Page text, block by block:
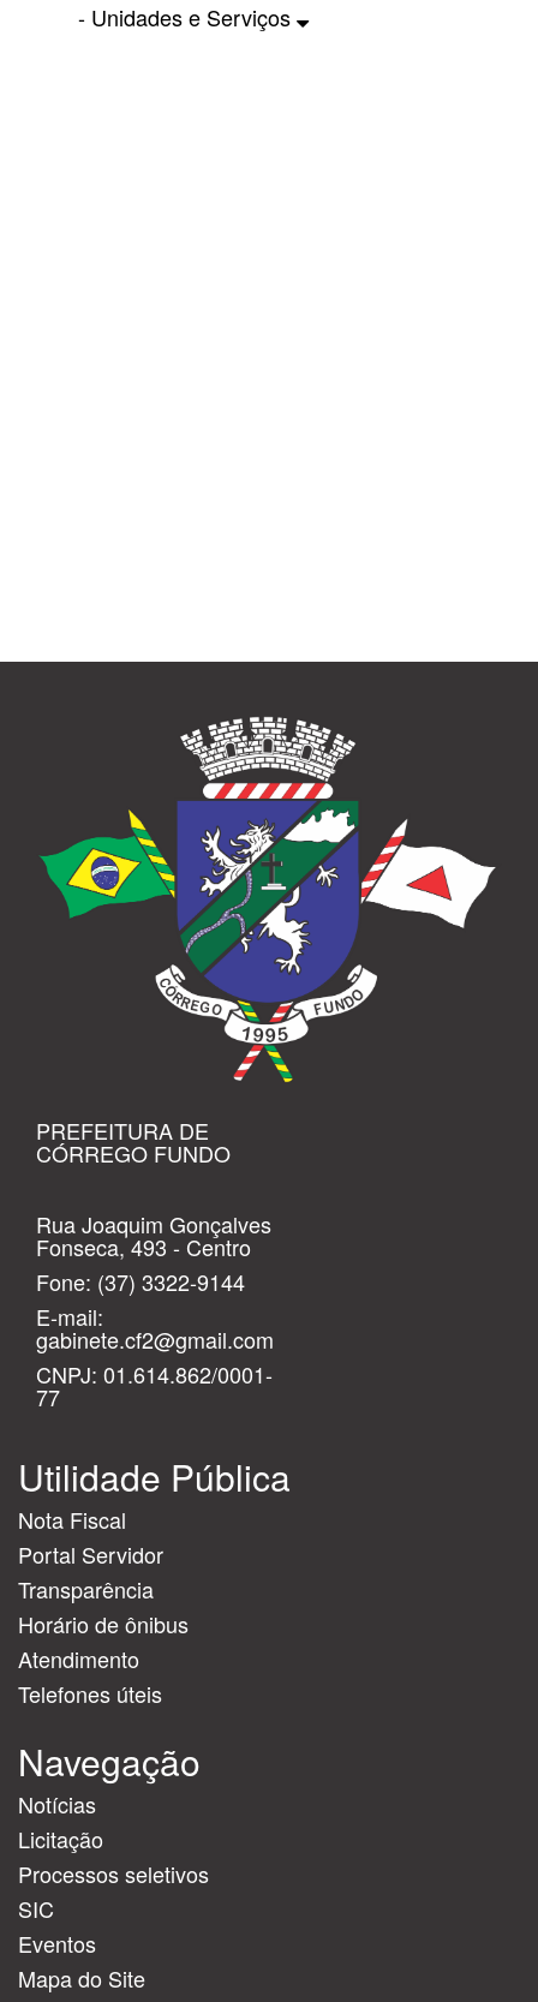
- Unidades e Serviços
PREFEITURA DE
CÓRREGO FUNDO
Rua Joaquim Gonçalves
Fonseca, 493 - Centro
Fone: (37) 3322-9144
E-mail:
gabinete.cf2@gmail.com
CNPJ: 01.614.862/0001-
77
Utilidade Pública
Nota Fiscal
Portal Servidor
Transparência
Horário de ônibus
Atendimento
Telefones úteis
Navegação
Notícias
Licitação
Processos seletivos
SIC
Eventos
Mapa do Site